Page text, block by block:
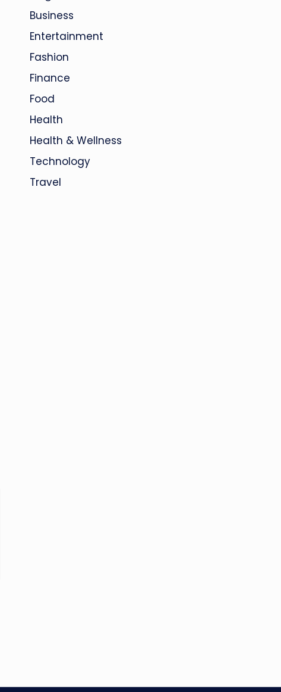
Business
Entertainment
Fashion
Finance
Food
Health
Health & Wellness
Technology
Travel